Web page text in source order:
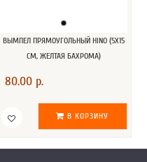
ВЫМПЕЛ ПРЯМОУГОЛЬНЫЙ HINO (5Х15
СМ, ЖЕЛТАЯ БАХРОМА)
80.00 р.
В КОРЗИНУ